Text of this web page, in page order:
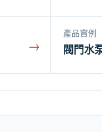
→
產品實例
閥門水